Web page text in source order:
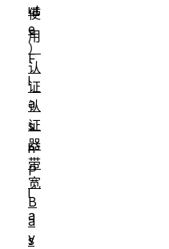
使
用
F
l
a
s
h
P
l
a
y
ut
e
）
认
证
认
证
器
带
宽
B
a
s